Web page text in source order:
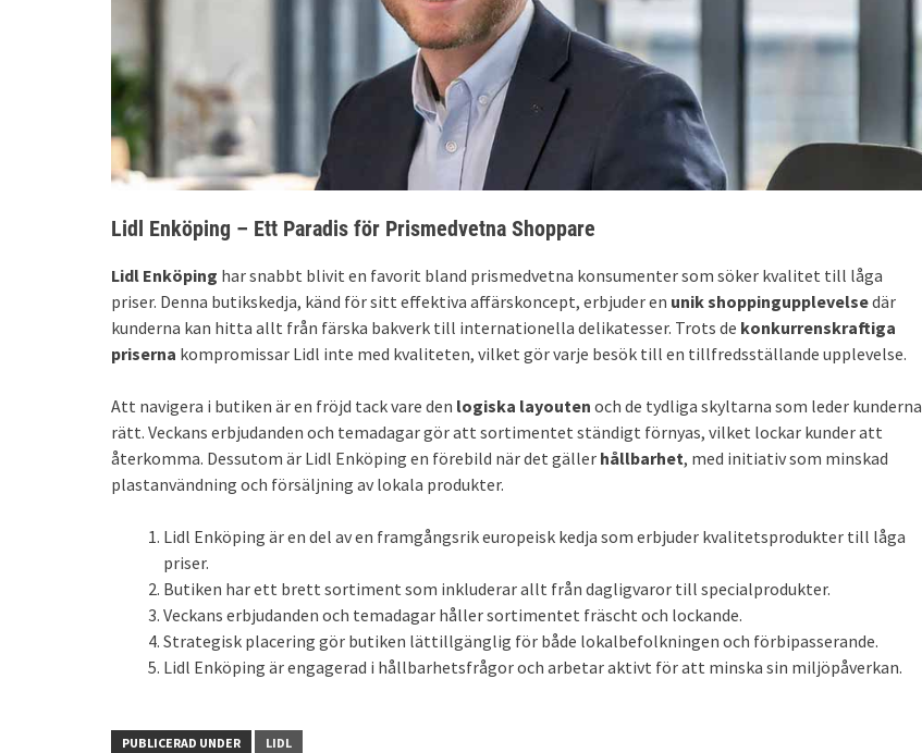
Lidl Enköping – Ett Paradis för Prismedvetna Shoppare
Lidl Enköping har snabbt blivit en favorit bland prismedvetna konsumenter som söker kvalitet till låga
priser. Denna butikskedja, känd för sitt effektiva affärskoncept, erbjuder en unik shoppingupplevelsedär
kunderna kan hitta allt från färska bakverk till internationella delikatesser. Trots de konkurrenskraftiga
priserna kompromissar Lidl inte med kvaliteten, vilket gör varje besök till en tillfredsställande upplevelse.
Att navigera i butiken är en fröjd tack vare den logiska layouten och de tydliga skyltarna som leder kunderna
rätt. Veckans erbjudanden och temadagar gör att sortimentet ständigt förnyas, vilket lockar kunder att
återkomma. Dessutom är Lidl Enköping en förebild när det gäller hållbarhet, med initiativ som minskad
plastanvändning och försäljning av lokala produkter.
Lidl Enköping är en del av en framgångsrik europeisk kedja som erbjuder kvalitetsprodukter till låga
priser.
Butiken har ett brett sortiment som inkluderar allt från dagligvaror till specialprodukter.
Veckans erbjudanden och temadagar håller sortimentet fräscht och lockande.
Strategisk placering gör butiken lättillgänglig för både lokalbefolkningen och förbipasserande.
Lidl Enköping är engagerad i hållbarhetsfrågor och arbetar aktivt för att minska sin miljöpåverkan.
PUBLICERAD UNDER LIDL